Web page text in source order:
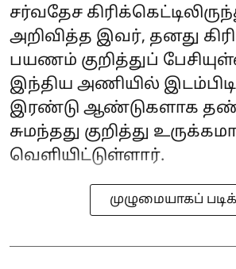
சர்வதேச
அறிவித்த இவர், தனது
பயணம் குறித்துப்
இந்திய அணியில்
இரண்டு ஆண்டுகளாக
சுமந்தது குறித்து
வெளியிட்டுள்ளார்.
முழுமையாகப்